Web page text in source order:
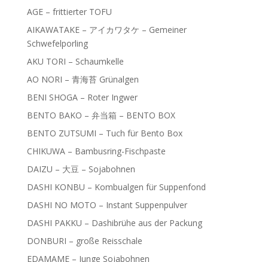
AGE – frittierter TOFU
AIKAWATAKE – アイカワタケ – Gemeiner
Schwefelporling
AKU TORI – Schaumkelle
AO NORI – 青海苔 Grünalgen
BENI SHOGA – Roter Ingwer
BENTO BAKO – 弁当箱 – BENTO BOX
BENTO ZUTSUMI – Tuch für Bento Box
CHIKUWA – Bambusring-Fischpaste
DAIZU – 大豆 – Sojabohnen
DASHI KONBU – Kombualgen für Suppenfond
DASHI NO MOTO – Instant Suppenpulver
DASHI PAKKU – Dashibrühe aus der Packung
DONBURI – große Reisschale
EDAMAME – Junge Sojabohnen